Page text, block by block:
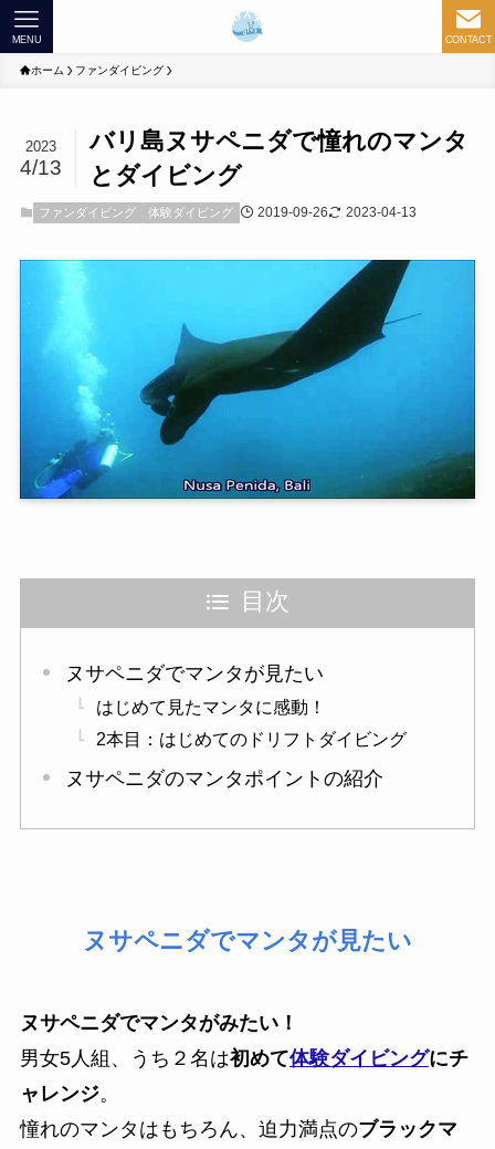
CONTACT
MENU
ホーム ファンダイビング
バリ島ヌサペニダで憧れのマンタ
とダイビング
2023
4/13
ファンダイビング 体験ダイビング 2019-09-26 2023-04-13
目次
ヌサペニダでマンタが見たい
はじめて見たマンタに感動！
2本目：はじめてのドリフトダイビング
ヌサペニダのマンタポイントの紹介
ヌサペニダでマンタが見たい
ヌサペニダでマンタがみたい！
男女5人組、うち２名は初めて体験ダイビングにチ
ャレンジ。
憧れのマンタはもちろん、迫力満点のブラックマ